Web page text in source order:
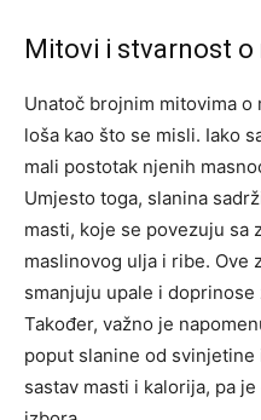
Mitovi i stvarnost o
Unatoč brojnim mitovima o
loša kao što se misli. Iako
mali postotak njenih
Umjesto toga, slanina
masti, koje se povezuju sa
maslinovog ulja i ribe. Ove
smanjuju upale i
Također, važno je
poput slanine od
sastav masti i kalorija, pa